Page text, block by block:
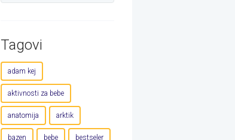
Tagovi
adam kej
aktivnosti za bebe
anatomija arktik
bazen bebe bestseler